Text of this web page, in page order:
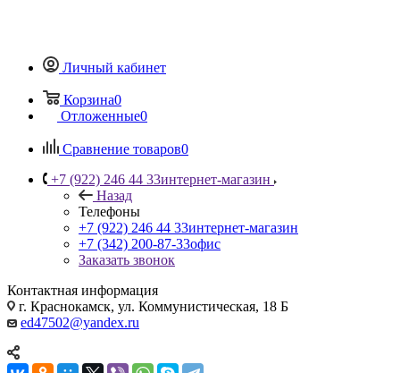
Личный кабинет
Корзина0
Отложенные0
Сравнение товаров0
+7 (922) 246 44 33интернет-магазин
Назад
Телефоны
+7 (922) 246 44 33интернет-магазин
+7 (342) 200-87-33офис
Заказать звонок
Контактная информация
г. Краснокамск, ул. Коммунистическая, 18 Б
ed47502@yandex.ru